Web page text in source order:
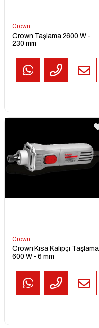
Crown
Crown Taşlama 2600 W -
230 mm
Crown
Crown Kısa Kalıpçı Taşlama
600 W - 6 mm